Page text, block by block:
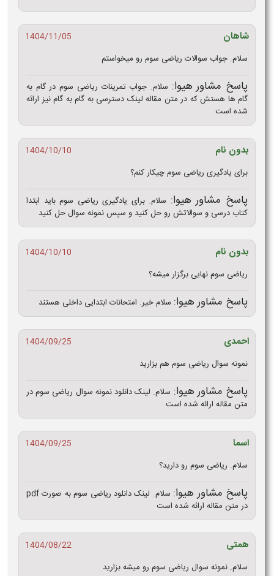
شاهان
1404/11/05
سلام. جواب سوالات ریاضی سوم رو میخواستم
پاسخ مشاور هیوا: سلام. جواب تمرینات ریاضی سوم در گام به
گام ها هستش که در متن مقاله لینک دسترسی به گام به گام نیز ارائه
شده است
بدون نام
1404/10/10
برای یادگیری ریاضی سوم چیکار کنم؟
پاسخ مشاور هیوا: سلام. برای یادگیری ریاضی سوم باید ابتدا
کتاب درسی و سوالاتش رو حل کنید و سپس نمونه سوال حل کنید
بدون نام
1404/10/10
ریاضی سوم نهایی برگزار میشه؟
پاسخ مشاور هیوا: سلام خیر. امتحانات ابتدایی داخلی هستند
احمدی
1404/09/25
نمونه سوال ریاضی سوم هم بزارید
پاسخ مشاور هیوا: سلام. لینک دانلود نمونه سوال ریاضی سوم در
متن مقاله ارائه شده است
اسما
1404/09/25
سلام. ریاضی سوم رو دارید؟
پاسخ مشاور هیوا:
سلام. لینک دانلود ریاضی سوم به صورت pdf
در متن مقاله ارائه شده است
همتی
1404/08/22
سلام. نمونه سوال ریاضی سوم رو میشه بزارید